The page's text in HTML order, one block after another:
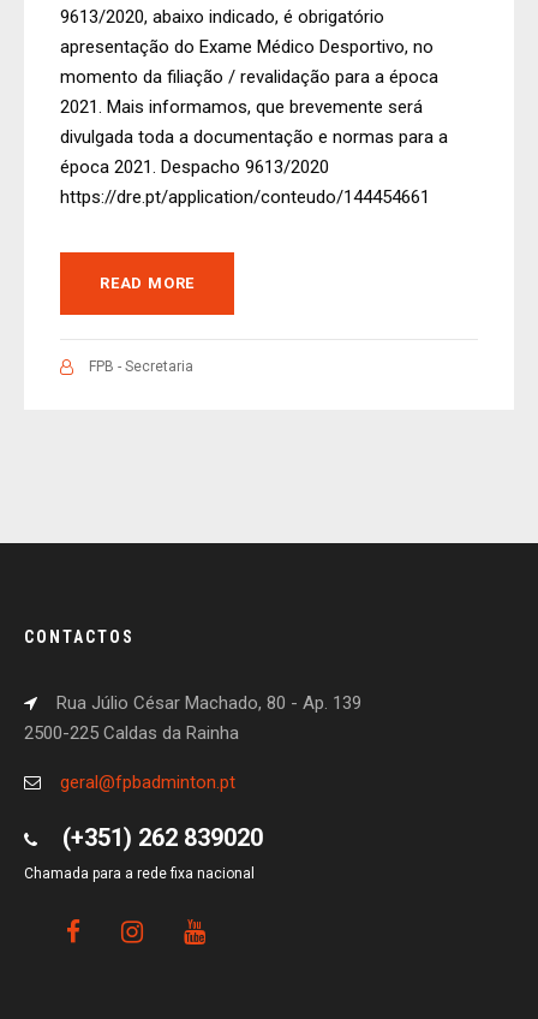
9613/2020, abaixo indicado, é obrigatório
apresentação do Exame Médico Desportivo, no
momento da filiação / revalidação para a época
2021. Mais informamos, que brevemente será
divulgada toda a documentação e normas para a
época 2021. Despacho 9613/2020
https://dre.pt/application/conteudo/144454661
READ MORE
FPB - Secretaria
CONTACTOS
Rua Júlio César Machado, 80 - Ap. 139
2500-225 Caldas da Rainha
geral@fpbadminton.pt
(+351) 262 839020
Chamada para a rede fixa nacional